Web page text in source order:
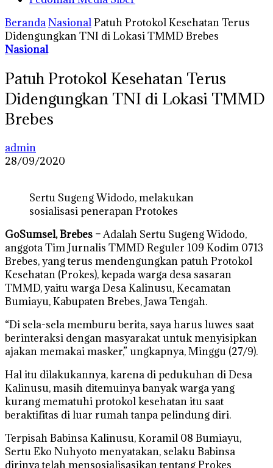
BerandaNasionalPatuh Protokol Kesehatan Terus
Didengungkan TNI di Lokasi TMMD Brebes
Nasional
Patuh Protokol Kesehatan Terus
Didengungkan TNI di Lokasi TMMD
Brebes
admin
28/09/2020
Sertu Sugeng Widodo, melakukan
sosialisasi penerapan Protokes
GoSumsel, Brebes –Adalah Sertu Sugeng Widodo,
anggota Tim Jurnalis TMMD Reguler 109 Kodim 0713
Brebes, yang terus mendengungkan patuh Protokol
Kesehatan (Prokes), kepada warga desa sasaran
TMMD, yaitu warga Desa Kalinusu, Kecamatan
Bumiayu, Kabupaten Brebes, Jawa Tengah.
“Di sela-sela memburu berita, saya harus luwes saat
berinteraksi dengan masyarakat untuk menyisipkan
ajakan memakai masker,” ungkapnya, Minggu (27/9).
Hal itu dilakukannya, karena di pedukuhan di Desa
Kalinusu, masih ditemuinya banyak warga yang
kurang mematuhi protokol kesehatan itu saat
beraktifitas di luar rumah tanpa pelindung diri.
Terpisah Babinsa Kalinusu, Koramil 08 Bumiayu,
Sertu Eko Nuhyoto menyatakan, selaku Babinsa
dirinya telah mensosialisasikan tentang Prokes